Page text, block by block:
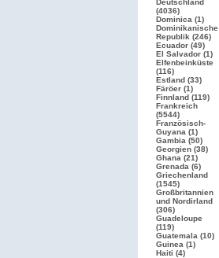
Deutschland
(4036)
Dominica (1)
Dominikanische
Republik (246)
Ecuador (49)
El Salvador (1)
Elfenbeinküste
(116)
Estland (33)
Färöer (1)
Finnland (119)
Frankreich
(5544)
Französisch-
Guyana (1)
Gambia (50)
Georgien (38)
Ghana (21)
Grenada (6)
Griechenland
(1545)
Großbritannien
und Nordirland
(306)
Guadeloupe
(119)
Guatemala (10)
Guinea (1)
Haiti (4)